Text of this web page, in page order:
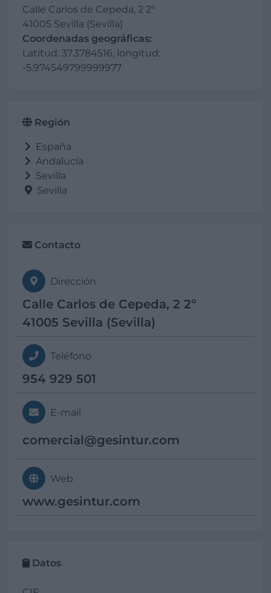
Calle Carlos de Cepeda, 2 2º
41005 Sevilla (Sevilla)
Coordenadas geográficas:
Latitud: 37.3784516, longitud:
-5.974549799999977
Región
España
Andalucía
Sevilla
Sevilla
Contacto
Dirección
Calle Carlos de Cepeda, 2 2º
41005 Sevilla (Sevilla)
Teléfono
954 929 501
E-mail
comercial@gesintur.com
Web
www.gesintur.com
Datos